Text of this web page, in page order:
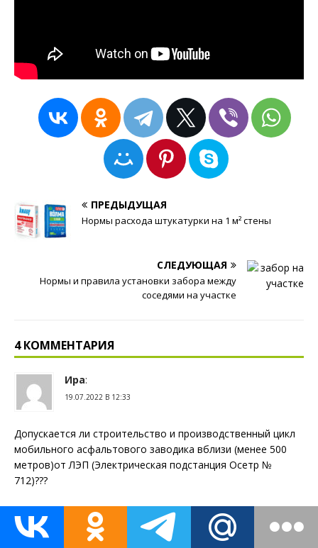
ПРЕДЫДУЩАЯ
Нормы расхода штукатурки на 1 м² стены
СЛЕДУЮЩАЯ
Нормы и правила установки забора между
соседями на участке
4 КОММЕНТАРИЯ
Ира:
19.07.2022 В 12:33
Допускается ли строительство и производственный цикл
мобильного асфальтового заводика вблизи (менее 500
метров)от ЛЭП (Электрическая подстанция Осетр №
712)???
ОТВЕТИТЬ